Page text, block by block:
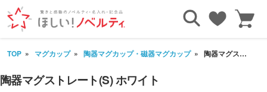
TOP マグカップ 陶器マグカップ・磁器マグカップ 陶器マグストレート(S) ホワイト
陶器マグストレート(S) ホワイト